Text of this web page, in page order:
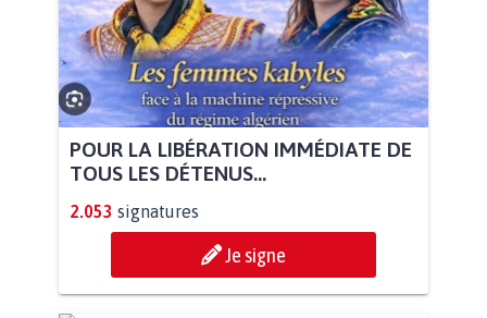
POUR LA LIBÉRATION IMMÉDIATE DE
TOUS LES DÉTENUS...
2.053 signatures
Je signe